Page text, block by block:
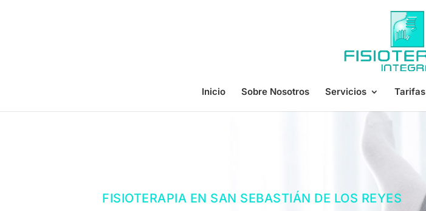
Inicio Sobre Nosotros Servicios Tarifas
FISIOTERAPIA EN SAN SEBASTIÁN DE LOS REYES